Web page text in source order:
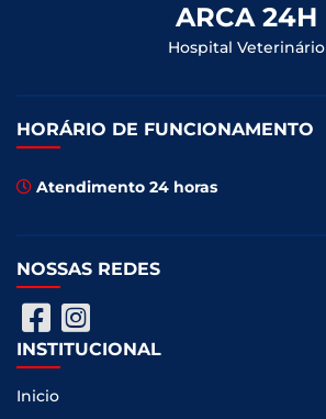
ARCA 24H
Hospital Veterinário
HORÁRIO DE FUNCIONAMENTO
Atendimento 24 horas
NOSSAS REDES
INSTITUCIONAL
Inicio